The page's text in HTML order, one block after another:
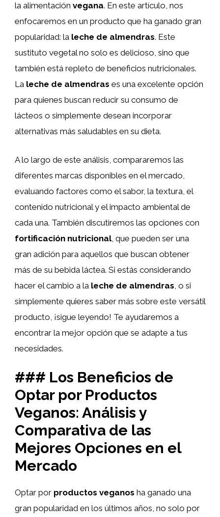
la alimentación vegana. En este artículo, nos
enfocaremos en un producto que ha ganado gran
popularidad: la leche de almendras. Este
sustituto vegetal no solo es delicioso, sino que
también está repleto de beneficios nutricionales.
La leche de almendras es una excelente opción
para quienes buscan reducir su consumo de
lácteos o simplemente desean incorporar
alternativas más saludables en su dieta.
A lo largo de este análisis, compararemos las
diferentes marcas disponibles en el mercado,
evaluando factores como el sabor, la textura, el
contenido nutricional y el impacto ambiental de
cada una. También discutiremos las opciones con
fortificación nutricional, que pueden ser una
gran adición para aquellos que buscan obtener
más de su bebida láctea. Si estás considerando
hacer el cambio a la leche de almendras , o si
simplemente quieres saber más sobre este versátil
producto, ¡sigue leyendo! Te ayudaremos a
encontrar la mejor opción que se adapte a tus
necesidades.
### Los Beneficios de
Optar por Productos
Veganos: Análisis y
Comparativa de las
Mejores Opciones en el
Mercado
Optar por productos veganos ha ganado una
gran popularidad en los últimos años, no solo por